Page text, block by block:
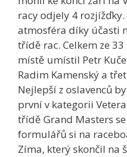
racy odjely 4
atmosféra díky účasti
třídě rac. Celkem ze
místě umístil Petr
Radim Kamenský a
Nejlepší z oslavenců
první v kategorii
třídě Grand Masters
formulářů si na
Zíma, který skončil na